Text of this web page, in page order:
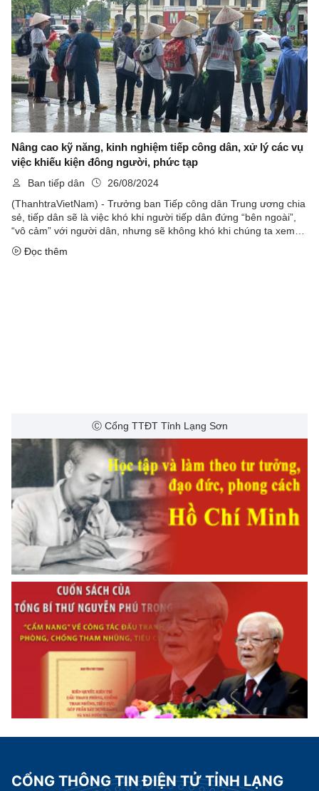
Nâng cao kỹ năng, kinh nghiệm tiếp công dân, xử lý các vụ
việc khiếu kiện đông người, phức tạp
Ban tiếp dân
26/08/2024
(ThanhtraVietNam) - Trưởng ban Tiếp công dân Trung ương chia
sẻ, tiếp dân sẽ là việc khó khi người tiếp dân đứng “bên ngoài”,
“vô cảm” với người dân, nhưng sẽ không khó khi chúng ta xem
đó như là việc của mình, đặt mình vào vị trí người dân, biết ...
Đọc thêm
Ⓒ Cổng TTĐT Tỉnh Lạng Sơn
CỔNG THÔNG TIN ĐIỆN TỬ TỈNH LẠNG